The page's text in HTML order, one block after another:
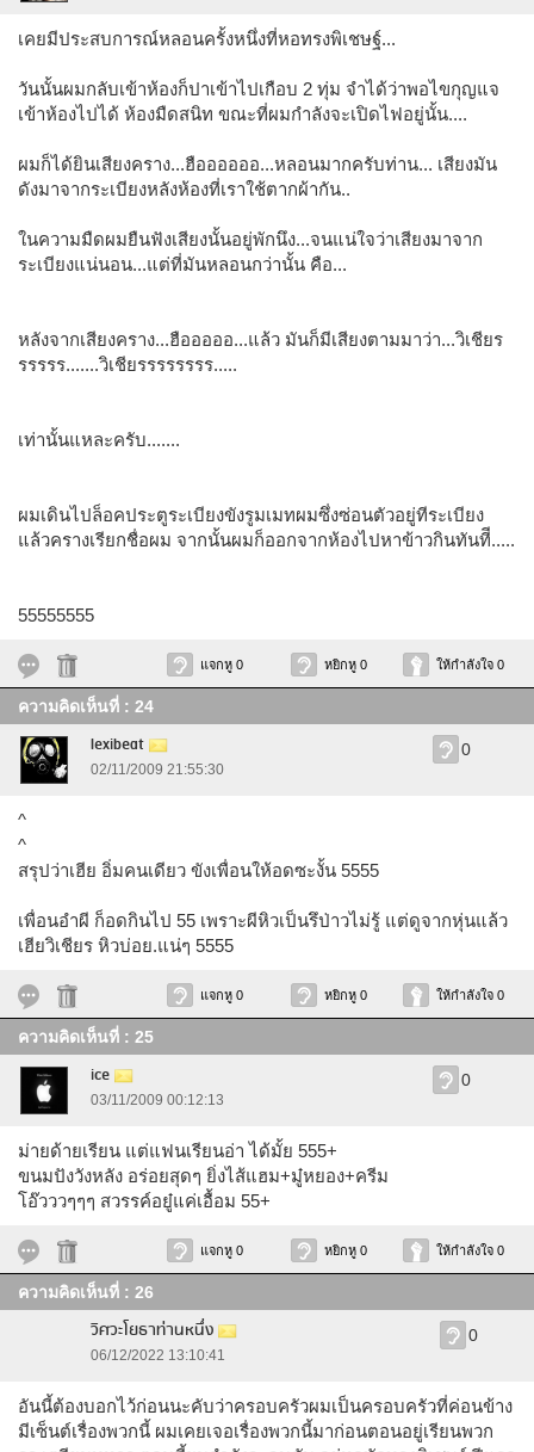
เคยมีประสบการณ์หลอนครั้งหนึ่งที่หอทรงพิเชษฐ์...
วันนั้นผมกลับเข้าห้องก็ปาเข้าไปเกือบ 2 ทุ่ม จำได้ว่าพอไขกุญแจ
เข้าห้องไปได้ ห้องมืดสนิท ขณะที่ผมกำลังจะเปิดไฟอยู่นั้น....
ผมก็ได้ยินเสียงคราง...ฮืออออออ...หลอนมากครับท่าน... เสียงมัน
ดังมาจากระเบียงหลังห้องที่เราใช้ตากผ้ากัน..
ในความมืดผมยืนฟังเสียงนั้นอยู่พักนึง...จนแน่ใจว่าเสียงมาจาก
ระเบียงแน่นอน...แต่ที่มันหลอนกว่านั้น คือ...
หลังจากเสียงคราง...ฮือออออ...แล้ว มันก็มีเสียงตามมาว่า...วิเชียร
รรรรร.......วิเชียรรรรรรรร.....
เท่านั้นแหละครับ.......
ผมเดินไปล็อคประตูระเบียงขังรูมเมทผมซึ่งซ่อนตัวอยู่ทีระเบียง
แล้วครางเรียกชื่อผม จากนั้นผมก็ออกจากห้องไปหาข้าวกินทันทีี.....
55555555
แจกหู 0 หยิกหู 0 ให้กำลังใจ 0
ความคิดเห็นที่ : 24
lexibeat
02/11/2009 21:55:30
0
^
^
สรุปว่าเฮีย อิ่มคนเดียว ขังเพื่อนให้อดซะงั้น 5555
เพื่อนอำผี ก็อดกินไป 55 เพราะผีหิวเป็นรึป่าวไม่รู้ แต่ดูจากหุ่นแล้ว
เฮียวิเชียร หิวบ่อย.แน่ๆ 5555
แจกหู 0 หยิกหู 0 ให้กำลังใจ 0
ความคิดเห็นที่ : 25
ice
03/11/2009 00:12:13
0
ม่ายด้ายเรียน แต่แฟนเรียนอ่า ได้มั้ย 555+
ขนมปังวังหลัง อร่อยสุดๆ ยิ่งไส้แฮม+มู๋หยอง+ครีม
โอ๊วววๆๆๆ สวรรค์อยู๋แค่เอื้อม 55+
แจกหู 0 หยิกหู 0 ให้กำลังใจ 0
ความคิดเห็นที่ : 26
วิศวะโยธาท่านหนึ่ง
06/12/2022 13:10:41
0
อันนี้ต้องบอกไว้ก่อนนะคับว่าครอบครัวผมเป็นครอบครัวที่ค่อนข้าง
มีเซ็นต์เรื่องพวกนี้ ผมเคยเจอเรื่องพวกนี้มาก่อนตอนอยู่เรียนพวก